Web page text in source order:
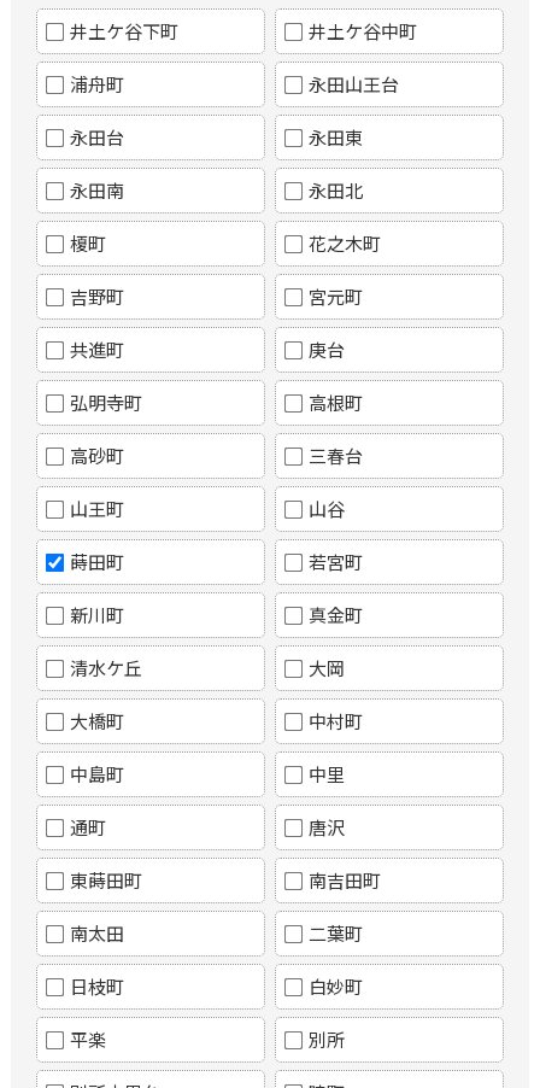
井土ケ谷下町 井土ケ谷中町
浦舟町 永田山王台
永田台 永田東
永田南 永田北
榎町 花之木町
吉野町 宮元町
共進町 庚台
弘明寺町 高根町
高砂町 三春台
山王町 山谷
蒔田町 若宮町
新川町 真金町
清水ケ丘 大岡
大橋町 中村町
中島町 中里
通町 唐沢
東蒔田町 南吉田町
南太田 二葉町
日枝町 白妙町
平楽 別所